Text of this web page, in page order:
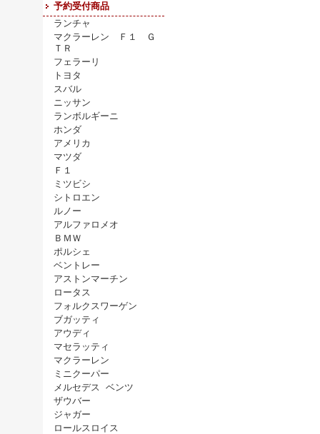
予約受付商品
ランチャ
マクラーレン Ｆ１ Ｇ
ＴＲ
フェラーリ
トヨタ
スバル
ニッサン
ランボルギーニ
ホンダ
アメリカ
マツダ
Ｆ１
ミツビシ
シトロエン
ルノー
アルファロメオ
ＢＭＷ
ポルシェ
ベントレー
アストンマーチン
ロータス
フォルクスワーゲン
ブガッティ
アウディ
マセラッティ
マクラーレン
ミニクーパー
メルセデス ベンツ
ザウバー
ジャガー
ロールスロイス